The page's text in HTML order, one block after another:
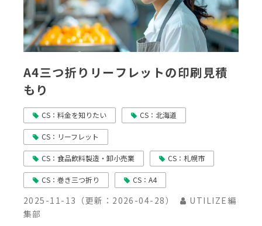
A4三つ折りリーフレットの印刷見積
もり
CS：料金を知りたい CS：北海道
CS：リーフレット
CS：食品飲料製造・卸小売業 CS：札幌市
CS：巻き三つ折り CS：A4
2025-11-13 （更新： 2026-04-28）
UTILIZE編
集部